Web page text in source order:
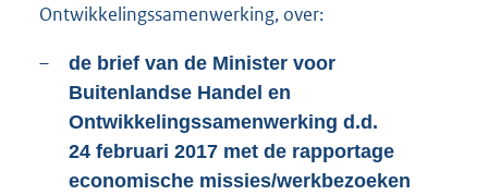
Ontwikkelingssamenwerking, over:
–
de brief van de Minister voor
Buitenlandse Handel en
Ontwikkelingssamenwerking d.d.
24 februari 2017 met de rapportage
economische missies/werkbezoeken